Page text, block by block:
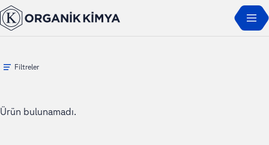
Filtreler
Ürün bulunamadı.